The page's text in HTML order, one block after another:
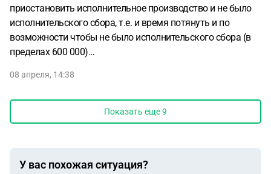
приостановить исполнительное производство и не было
исполнительского сбора, т.е. и время потянуть и по
возможности чтобы не было исполнительского сбора (в
пределах 600 000)…
08 апреля, 14:38
Показать еще9
У вас похожая ситуация?